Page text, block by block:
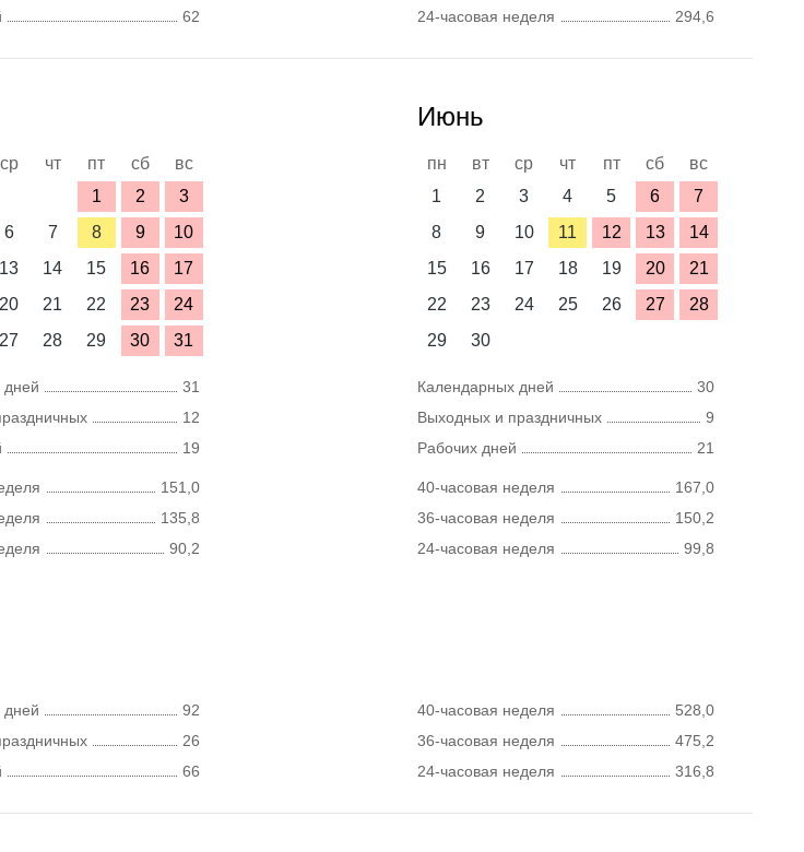
62
24-часовая неделя
294,6
ср чт пт сб
вс
1
2
3
6 7 8 9
10
13 14 15 16
17
20 21 22 23
24
27 28 29 30 31
дней
31
12
19
151,0
135,8
90,2
Июнь
пн вт ср чт пт сб
вс
1
2 3 4 5 6
7
8
9 10 11 12 13
14
15
16 17 18 19 20
21
22
23 24 25 26 27
28
29
30
Календарных дней
30
Выходных и праздничных
9
Рабочих дней
21
40-часовая неделя
167,0
36-часовая неделя
150,2
24-часовая неделя
99,8
дней
92
26
66
40-часовая неделя
528,0
36-часовая неделя
475,2
24-часовая неделя
316,8